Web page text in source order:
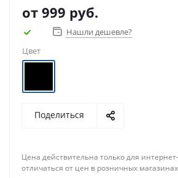
от 999 руб.
Нашли дешевле?
Цвет
Поделиться
Цена действительна только для
отличаться от цен в розничных магазинах